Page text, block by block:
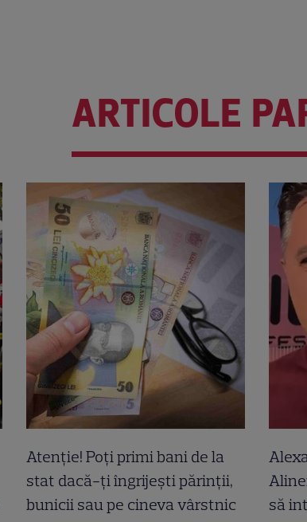
ARTICOLE
Atenție! Poți primi bani de la
stat dacă-ți îngrijești părinții,
bunicii sau pe cineva vârstnic
să